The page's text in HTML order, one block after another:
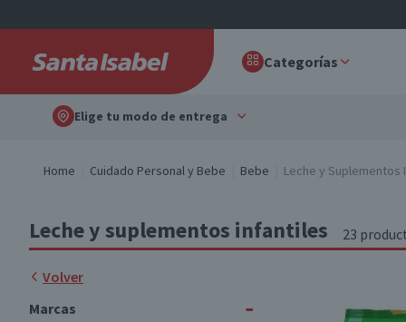
Categorías
Elige tu modo de entrega
Home Cuidado Personal y Bebe Bebe Leche y Suplementos
Leche y suplementos infantiles 23
Volver
Marcas
-